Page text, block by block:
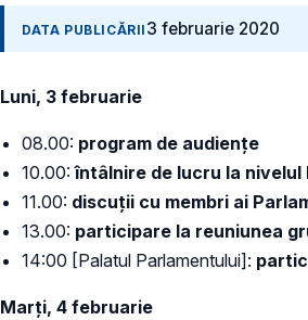
DATA PUBLICĂRII 3 februarie 2020
Luni, 3 februarie
08.00: program de audiențe
10.00:întâlnire de lucru la
11.00: discuții cu membri ai
13.00: participare la reuniunea
14:00 [Palatul Parlamentului]:
Marți, 4 februarie